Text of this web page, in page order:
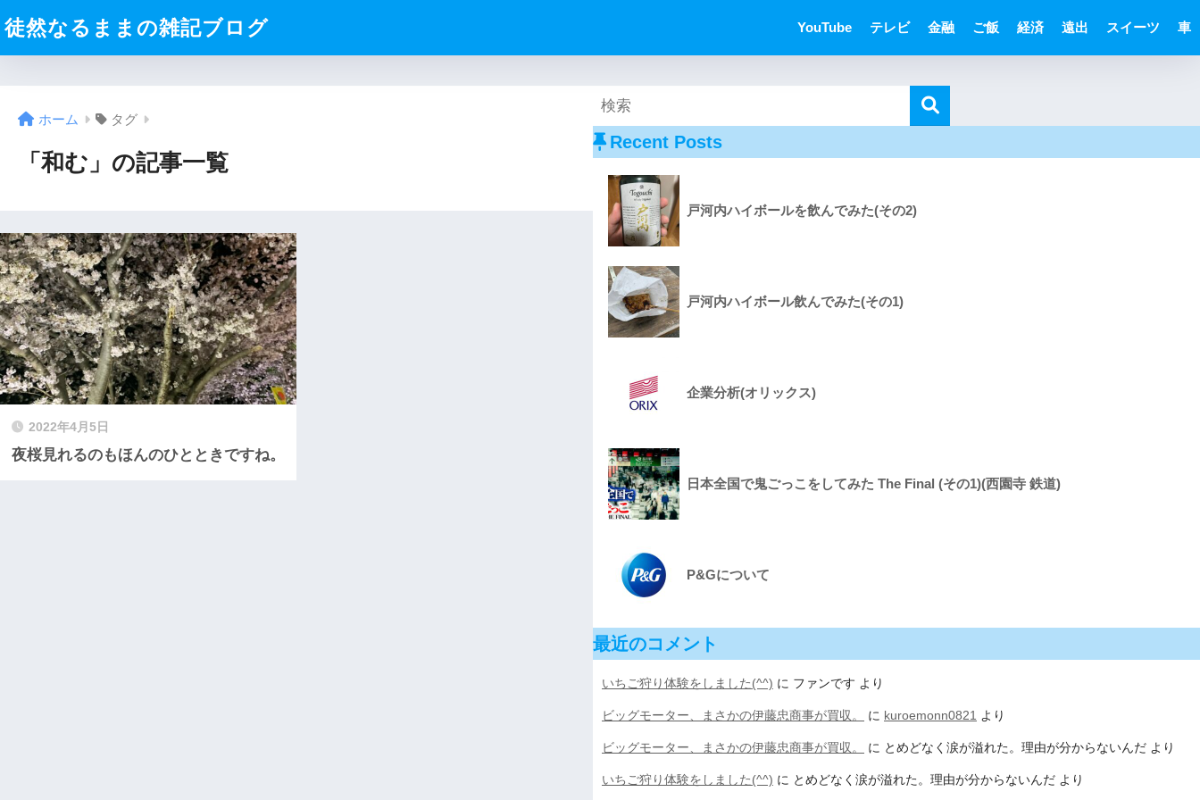
徒然なるままの雑記ブログ YouTube テレビ 金融 ご飯 経済 遠出 スイーツ 車
ホーム タグ
「和む」の記事一覧
2022年4月5日
夜桜見れるのもほんのひとときですね。
Recent Posts
戸河内ハイボールを飲んでみた(その2)
戸河内ハイボール飲んでみた(その1)
企業分析(オリックス)
日本全国で鬼ごっこをしてみた The Final (その1)(西園寺 鉄道)
P&Gについて
最近のコメント
いちご狩り体験をしました(^^) に ファンです より
ビッグモーター、まさかの伊藤忠商事が買収。 に kuroemonn0821 より
ビッグモーター、まさかの伊藤忠商事が買収。 に とめどなく涙が溢れた。理由が分からないんだ より
いちご狩り体験をしました(^^) に とめどなく涙が溢れた。理由が分からないんだ より